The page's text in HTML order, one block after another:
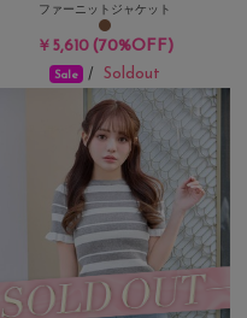
ファーニットジャケット
￥5,610(70%OFF)
Sale / Soldout